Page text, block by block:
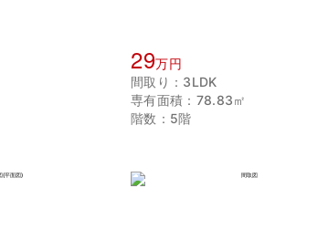
29万円
間取り：3LDK
専有面積：78.83㎡
階数：5階